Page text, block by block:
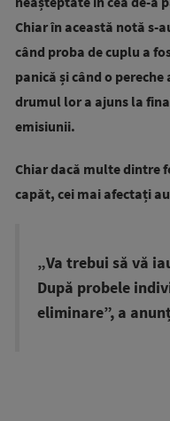
Chiar în această notă s-
când proba de cuplu a
panică și când o
drumul lor a ajuns la
emisiunii.
Chiar dacă multe dintre
capăt, cei mai afectați
„Va trebui să vă
După probele
eliminare”, a